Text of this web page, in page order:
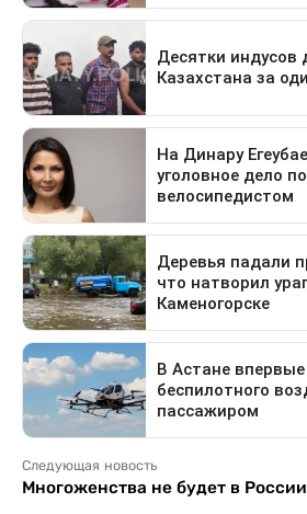
Следующая новость
Многоженства не будет в России